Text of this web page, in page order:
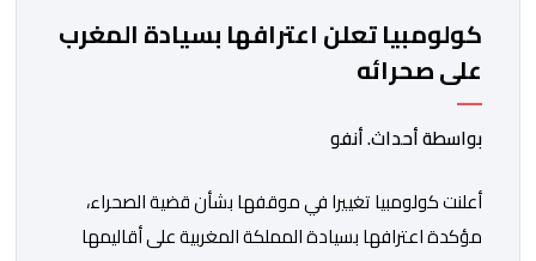
كولومبيا تعلن اعترافها بسيادة المغرب
على صحرائه
بواسطة أحداث. أنفو
أعلنت كولومبيا تغييرا في موقفها بشأن قضية الصحراء،
مؤكدة اعترافها بسيادة المملكة المغربية على أقاليمها